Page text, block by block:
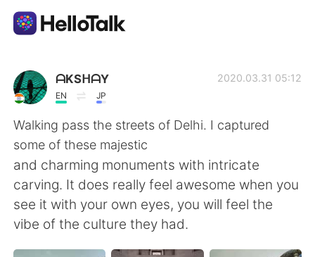
語学交換アプリ
AI Grammar Checker
日本語
English 简体中文
繁體中文 Español
ᗩKSᕼᗩY
EN JP
2020.03.31 05:12
Walking pass the streets of Delhi. I captured
some of these majestic
and charming monuments with intricate
carving. It does really feel awesome when you
see it with your own eyes, you will feel the
vibe of the culture they had.